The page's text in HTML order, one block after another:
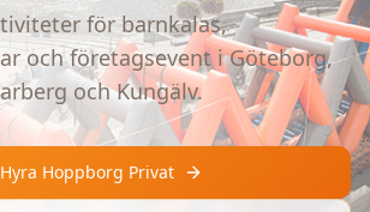
för barnkalas,
och företagsevent i Göteborg,
och Kungälv.
Hyra Hoppborg Privat